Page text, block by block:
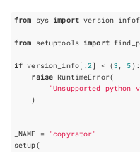
from sys import
from setuptools import
if version_info[:2] < (3 , 5):
raise RuntimeError(
'Unsupported python
)
_NAME =
'copyrator'
setup(